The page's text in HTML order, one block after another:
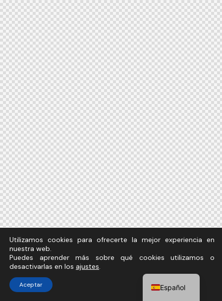
Utilizamos cookies para ofrecerte la mejor experiencia en
nuestra web.
Puedes aprender más sobre qué cookies utilizamos o
desactivarlas en los ajustes.
Aceptar Español